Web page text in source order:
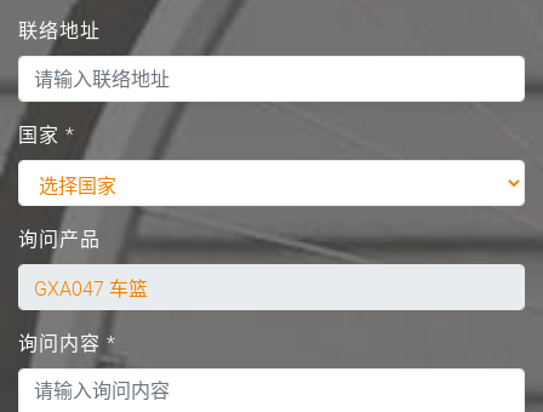
联络地址
国家 *
询问产品
询问内容 *